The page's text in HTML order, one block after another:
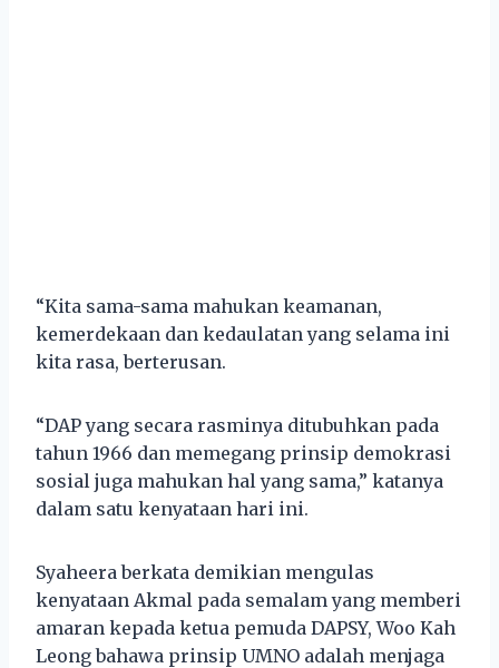
“Kita sama-sama mahukan keamanan,
kemerdekaan dan kedaulatan yang selama ini
kita rasa, berterusan.
“DAP yang secara rasminya ditubuhkan pada
tahun 1966 dan memegang prinsip demokrasi
sosial juga mahukan hal yang sama,” katanya
dalam satu kenyataan hari ini.
Syaheera berkata demikian mengulas
kenyataan Akmal pada semalam yang memberi
amaran kepada ketua pemuda DAPSY, Woo Kah
Leong bahawa prinsip UMNO adalah menjaga